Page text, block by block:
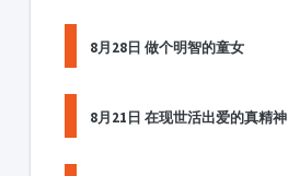
8月28日 做个明智的童女
8月21日 在现世活出爱的真精神